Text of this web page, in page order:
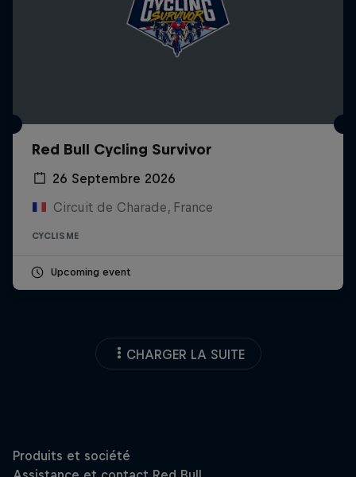
Red Bull Cycling Survivor
26 Septembre 2026
Circuit de Charade, France
CYCLISME
Upcoming event
CHARGER LA SUITE